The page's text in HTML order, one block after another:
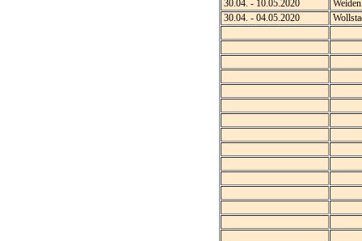
30.04. - 10.05.2020
Weiden
30.04. - 04.05.2020